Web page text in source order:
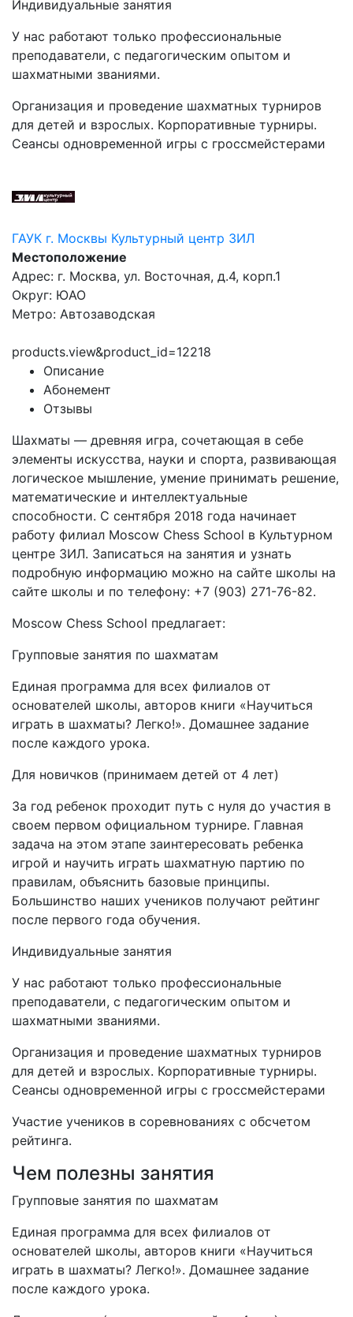
Индивидуальные занятия
У нас работают только профессиональные
преподаватели, с педагогическим опытом и
шахматными званиями.
Организация и проведение шахматных турниров
для детей и взрослых. Корпоративные турниры.
Сеансы одновременной игры с гроссмейстерами
ГАУК г. Москвы Культурный центр ЗИЛ
Местоположение
Адрес: г. Москва, ул. Восточная, д.4, корп.1
Округ: ЮАО
Метро: Автозаводская
products.view&product_id=12218
Описание
Абонемент
Отзывы
Шахматы — древняя игра, сочетающая в себе
элементы искусства, науки и спорта, развивающая
логическое мышление, умение принимать решение,
математические и интеллектуальные
способности. С сентября 2018 года начинает
работу филиал Moscow Chess School в Культурном
центре ЗИЛ. Записаться на занятия и узнать
подробную информацию можно на сайте школы на
сайте школы и по телефону: +7 (903) 271-76-82.
Moscow Chess School предлагает:
Групповые занятия по шахматам
Единая программа для всех филиалов от
основателей школы, авторов книги «Научиться
играть в шахматы? Легко!». Домашнее задание
после каждого урока.
Для новичков (принимаем детей от 4 лет)
За год ребенок проходит путь с нуля до участия в
своем первом официальном турнире. Главная
задача на этом этапе заинтересовать ребенка
игрой и научить играть шахматную партию по
правилам, объяснить базовые принципы.
Большинство наших учеников получают рейтинг
после первого года обучения.
Индивидуальные занятия
У нас работают только профессиональные
преподаватели, с педагогическим опытом и
шахматными званиями.
Организация и проведение шахматных турниров
для детей и взрослых. Корпоративные турниры.
Сеансы одновременной игры с гроссмейстерами
Участие учеников в соревнованиях с обсчетом
рейтинга.
Чем полезны занятия
Групповые занятия по шахматам
Единая программа для всех филиалов от
основателей школы, авторов книги «Научиться
играть в шахматы? Легко!». Домашнее задание
после каждого урока.